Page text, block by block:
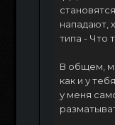
нападают,
типа - Что
В общем,
как и у
у меня